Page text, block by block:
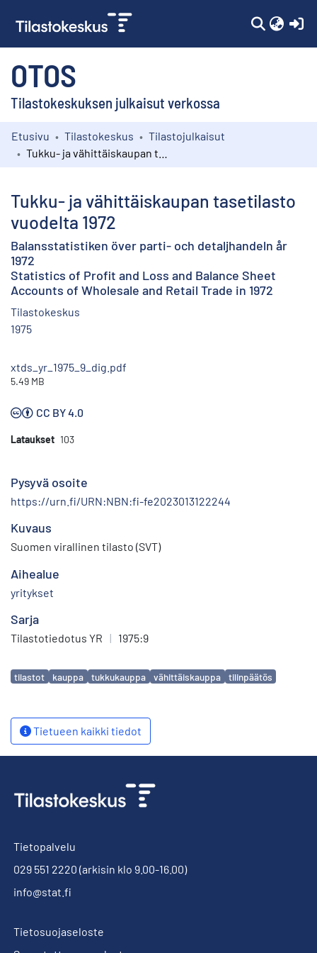
OTOS
Tilastokeskuksen julkaisut verkossa
Kokoelmat
Etusivu Tilastokeskus
Tilastojulkaisut
Tukku- ja vähittäiskaupan tasetilasto
vuodelta 1972
Balansstatistiken över parti- och detaljhandeln år
1972
Statistics of Profit and Loss and Balance Sheet
Accounts of Wholesale and Retail Trade in 1972
Tilastokeskus
1975
xtds_yr_1975_9_dig.pdf
5.49 MB
CC BY 4.0
Lataukset 103
Pysyvä osoite
https://urn.fi/URN:NBN:fi-fe2023013122244
Kuvaus
Suomen virallinen tilasto (SVT)
Aihealue
yritykset
Sarja
Tilastotiedotus YR | 1975:9
Avainsanat
tilastot kauppa tukkukauppa vähittäiskauppa tilinpäätös
Tietueen kaikki tiedot
Tietopalvelu
029 551 2220 (arkisin klo 9.00-16.00)
info@stat.fi
Tietosuojaseloste